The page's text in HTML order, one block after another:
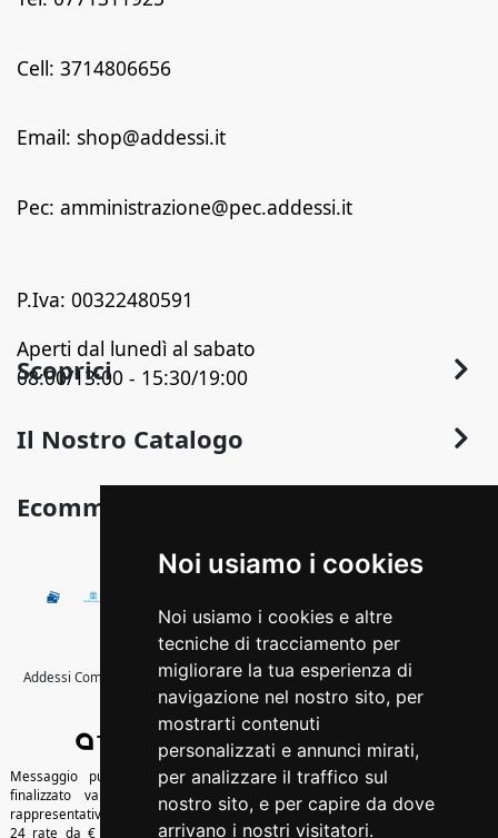
Noi usiamo i cookies
Noi usiamo i cookies e altre
tecniche di tracciamento per
migliorare la tua esperienza di
navigazione nel nostro sito, per
mostrarti contenuti
personalizzati e annunci mirati,
per analizzare il traffico sul
nostro sito, e per capire da dove
arrivano i nostri visitatori.
Cell: 3714806656
Email: shop@addessi.it
Pec: amministrazione@pec.addessi.it
P.Iva: 00322480591
Aperti dal lunedì al sabato
08:00/13:00 - 15:30/19:00
Scoprici
Chi Siamo
Termini e Privacy
Sconto in Fattura
Detrazioni fiscali
Il Nostro Catalogo
Pavimentazione
Illuminazione
Calore
Colore
Outlet
Cartongesso
Ecommerce
Condizioni Generali di Vendita
Pagamenti Disponibili
Spedizione e Imballaggio
Cambio, Resi e Rimborsi
Addessi Commerciale s.r.l. - © Copyright 2020 Tutti i diritti riservati -Strada
Provinciale Itri-Sperlonga, km 1,400
TredwebWEB: MARKETING | SOCIAL | E-COMMERCE
Messaggio pubblicitario con finalità promozionale. Offerta di credito
finalizzato valida dal 01/01/2026 al 31/12/2026 come da esempio
rappresentativo: Prezzo del bene € 1000,00 Tan fisso 10,12% Taeg 10,6%, in
24 rate da € 46,2 costi accessori dell’offerta azzerati. Importo totale del